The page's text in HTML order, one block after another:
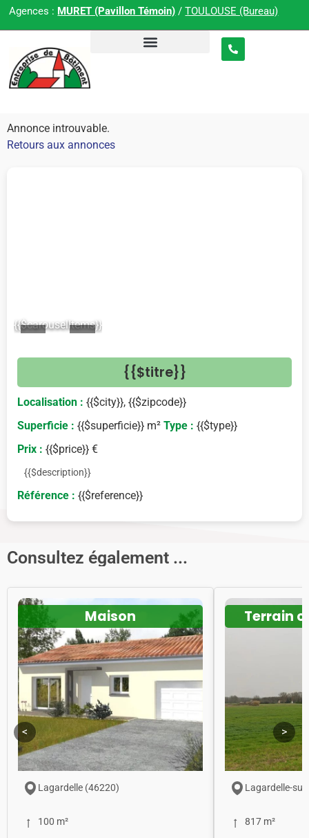
Agences : MURET (Pavillon Témoin) /TOULOUSE (Bureau)
Annonce introuvable.
Retours aux annonces
{{$carouselItems}}
{{$titre}}
Localisation : {{$city}}, {{$zipcode}}
Superficie : {{$superficie}} m² Type : {{$type}}
Prix : {{$price}} €
{{$description}}
Référence : {{$reference}}
Consultez également ...
<
Maison
Lagardelle (46220)
100 m²
Terrain
Lagardelle-
817 m²
>